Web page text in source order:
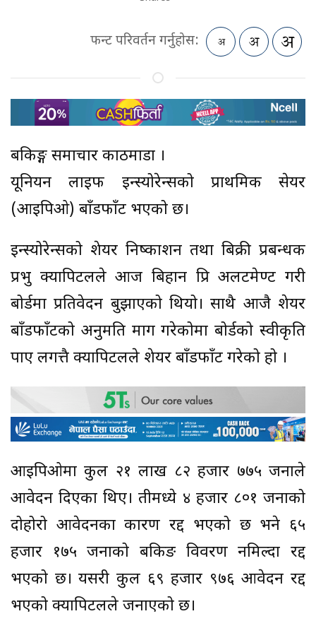
फन्ट परिवर्तन गर्नुहोस:
बैंकिङ्ग समाचार काठमाडौं ।
यूनियन लाइफ इन्स्योरेन्सको प्राथमिक सेयर
(आइपिओ) बाँडफाँट भएको छ।
इन्स्योरेन्सको शेयर निष्काशन तथा बिक्री प्रबन्धक
प्रभु क्यापिटलले आज बिहान प्रि अलटमेण्ट गरी
बोर्डमा प्रतिवेदन बुझाएको थियो। साथै आजै शेयर
बाँडफाँटको अनुमति माग गरेकोमा बोर्डको स्वीकृति
पाए लगत्तै क्यापिटलले शेयर बाँडफाँट गरेको हो ।
आइपिओमा कुल २१ लाख ८२ हजार ७७५ जनाले
आवेदन दिएका थिए। तीमध्ये ४ हजार ८०१ जनाको
दोहोरो आवेदनका कारण रद्द भएको छ भने ६५
हजार १७५ जनाको बैंकिङ विवरण नमिल्दा रद्द
भएको छ। यसरी कुल ६९ हजार ९७६ आवेदन रद्द
भएको क्यापिटलले जनाएको छ।